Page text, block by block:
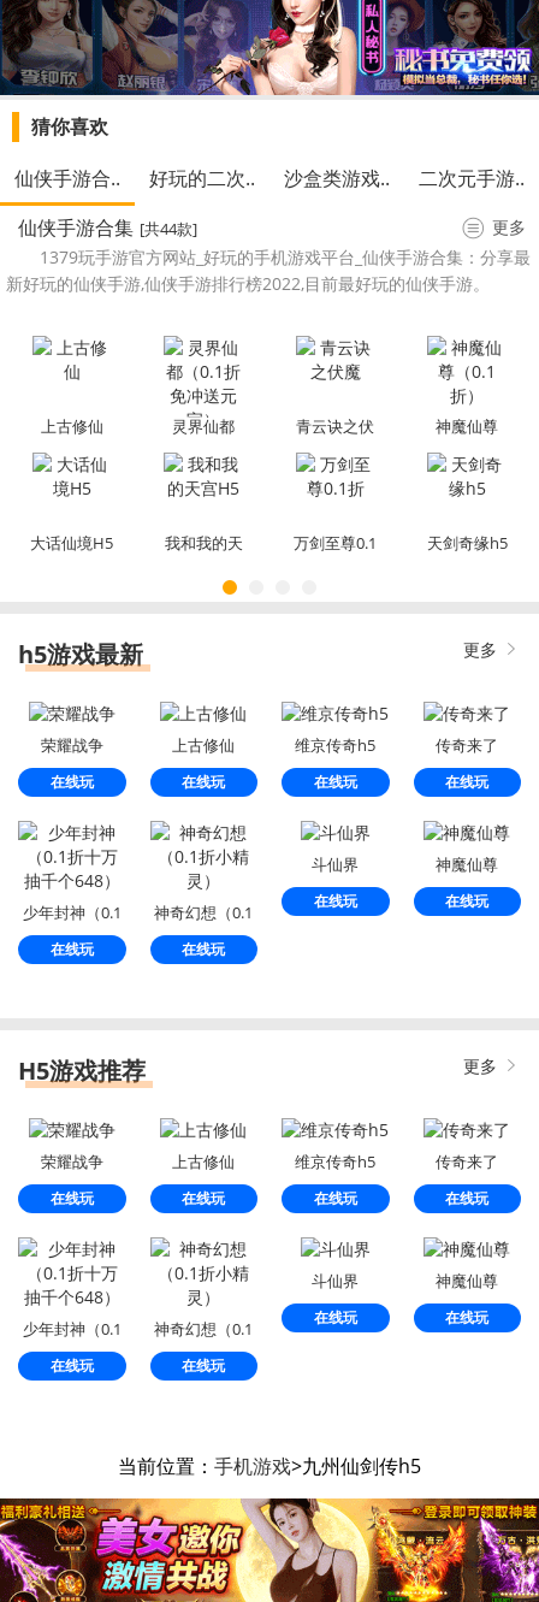
猜你喜欢
仙侠手游合..
好玩的二次.. 沙盒类游戏..
二次元手游..
仙侠手游合集 [共44款]
更多
1379玩手游官方网站_好玩的手机游戏平台_仙侠手游合集：分享最
新好玩的仙侠手游,仙侠手游排行榜2022,目前最好玩的仙侠手游。
上古修仙 灵界仙都
送元宝）
青云诀之伏 神魔仙尊
大话仙境H5 我和我的天 万剑至尊0.1 天剑奇缘h5
h5游戏最新 更多
荣耀战争
在线玩
上古修仙
在线玩
维京传奇h5
在线玩
传奇来了
在线玩
少年封神（0.1
折十万抽千个
648）
在线玩
神奇幻想（0.1
折小精灵）
在线玩
斗仙界
在线玩
神魔仙尊
在线玩
H5游戏推荐 更多
荣耀战争
在线玩
上古修仙
在线玩
维京传奇h5
在线玩
传奇来了
在线玩
少年封神（0.1
折十万抽千个
648）
在线玩
神奇幻想（0.1
折小精灵）
在线玩
斗仙界
在线玩
神魔仙尊
在线玩
当前位置： 手机游戏>九州仙剑传h5